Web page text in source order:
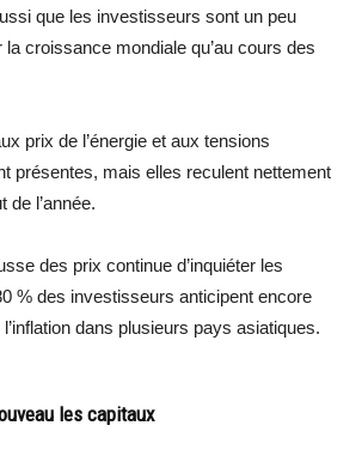
que les investisseurs sont un peu
croissance mondiale qu’au cours des
prix de l’énergie et aux tensions
présentes, mais elles reculent nettement
de l’année.
des prix continue d’inquiéter les
% des investisseurs anticipent encore
dans plusieurs pays asiatiques.
les capitaux